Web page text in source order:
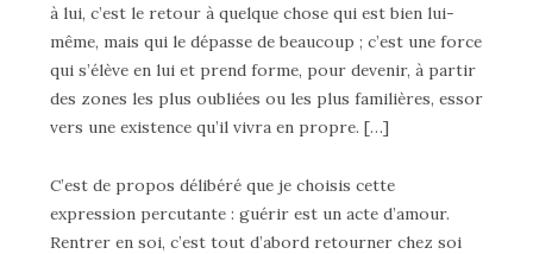
à lui, c’est le retour à quelque chose qui est bien lui-
même, mais qui le dépasse de beaucoup ; c’est une force
qui s’élève en lui et prend forme, pour devenir, à partir
des zones les plus oubliées ou les plus familières, essor
vers une existence qu’il vivra en propre. […]
C’est de propos délibéré que je choisis cette
expression percutante : guérir est un acte d’amour.
Rentrer en soi, c’est tout d’abord retourner chez soi